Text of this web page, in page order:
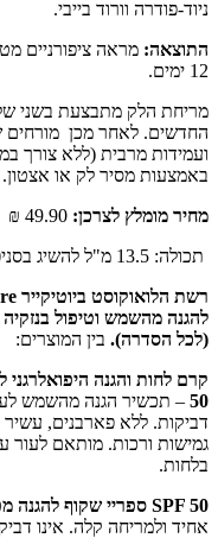
ניוד-פודרה וורוד בייבי.
התוצאה: מראה ציפורניים
12 ימים.
מריחת הלק מתבצעת בשני
באמצעות מסיר לק או אצטון.
מחיר מומלץ לצרכן:
תכולה: 13.5 מ"ל להשיג בסניפי סופר- פארם ופרפומריות שונות
(לכל הסדרה). בין המוצרים:
50 – תכשיר הגנה מהשמש
דביקות. ללא פארבנים, עשיר
גמישות ורכות. מותאם לעור
בלחות.
SPF 50 ספריי שקוף להגנה מפני השמש – CARE 4 SUN
אחיד ולמריחה קלה. אינו